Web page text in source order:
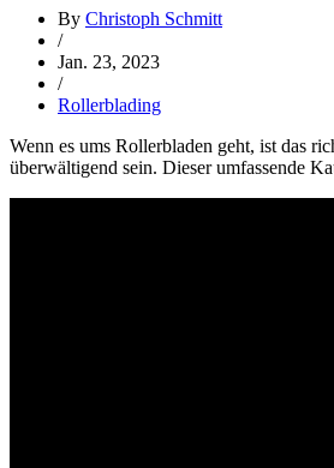
By Christoph Schmitt
/
Jan. 23, 2023
/
Rollerblading
Wenn es ums Rollerbladen geht, ist das
überwältigend sein. Dieser umfassende